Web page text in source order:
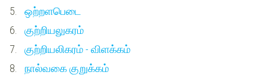
5.
ஒற்றளபெடை
6.
குற்றியலுகரம்
7.
குற்றியலிகரம் - விளக்கம்
8.
நால்வகை குறுக்கம்